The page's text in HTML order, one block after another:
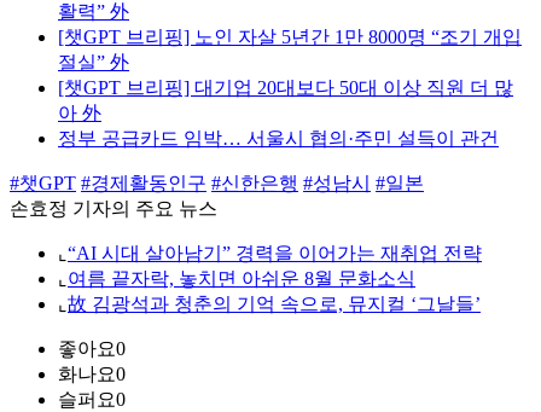
활력” 外
[챗GPT 브리핑] 노인 자살 5년간 1만 8000명 “조기 개입
절실” 外
[챗GPT 브리핑] 대기업 20대보다 50대 이상 직원 더 많
아 外
정부 공급카드 임박… 서울시 협의·주민 설득이 관건
#챗GPT #경제활동인구 #신한은행 #성남시 #일본
손효정 기자의 주요 뉴스
⌞ “AI 시대 살아남기” 경력을 이어가는 재취업 전략
⌞ 여름 끝자락, 놓치면 아쉬운 8월 문화소식
⌞ 故 김광석과 청춘의 기억 속으로, 뮤지컬 ‘그날들’
좋아요0
화나요0
슬퍼요0